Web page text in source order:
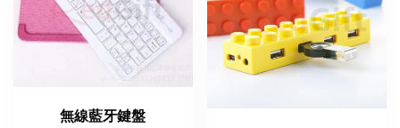
無線藍牙鍵盤